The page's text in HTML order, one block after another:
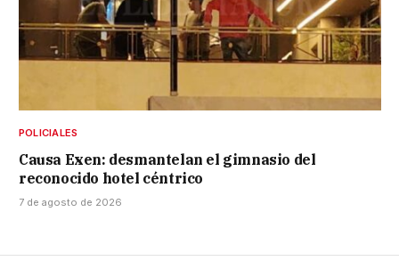
POLICIALES
Causa Exen: desmantelan el gimnasio del
reconocido hotel céntrico
7 de agosto de 2026